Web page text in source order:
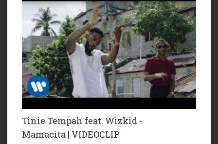
Tinie Tempah feat. Wizkid -
Mamacita | VIDEOCLIP